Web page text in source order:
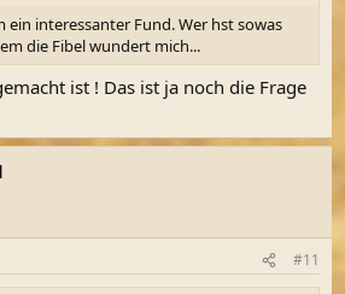
ein interessanter Fund. Wer hst sowas
die Fibel wundert mich...
ist ! Das ist ja noch die Frage
#11